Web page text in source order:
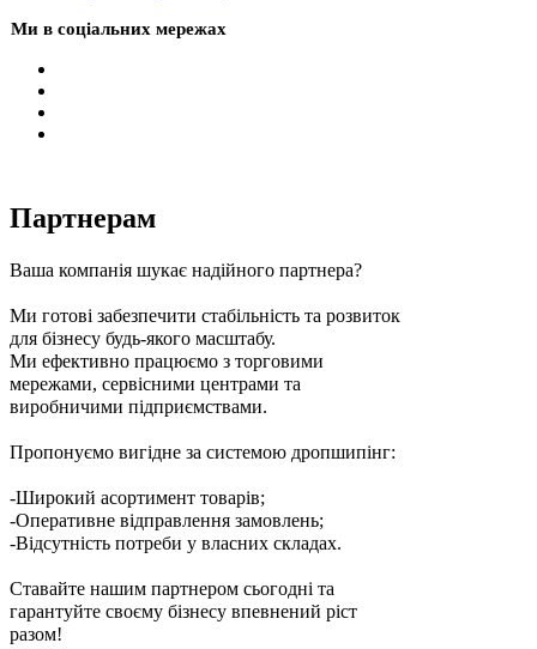
Ми в соціальних мережах
Партнерам
Ваша компанія шукає надійного партнера?
Ми готові забезпечити стабільність та розвиток
для бізнесу будь-якого масштабу.
Ми ефективно працюємо з торговими
мережами, сервісними центрами та
виробничими підприємствами.
Пропонуємо вигідне за системою дропшипінг:
-Широкий асортимент товарів;
-Оперативне відправлення замовлень;
-Відсутність потреби у власних складах.
Ставайте нашим партнером сьогодні та
гарантуйте своєму бізнесу впевнений ріст
разом!